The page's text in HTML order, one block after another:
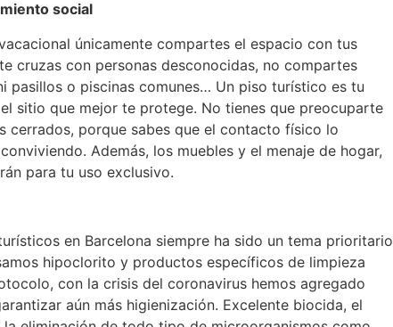
social
únicamente compartes el espacio con tus
cruzas con personas desconocidas, no compartes
pasillos o piscinas comunes… Un piso turístico es tu
sitio que mejor te protege. No tienes que preocuparte
cerrados, porque sabes que el contacto físico lo
Además, los muebles y el menaje de hogar,
para tu uso exclusivo.
en Barcelona siempre ha sido un tema prioritario
hipoclorito y productos específicos de limpieza
con la crisis del coronavirus hemos agregado
aún más higienización. Excelente biocida, el